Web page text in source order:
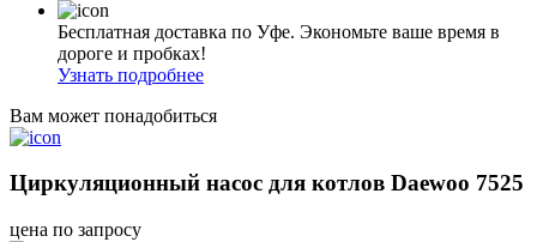
Бесплатная доставка по Уфе. Экономьте ваше время в
дороге и пробках!
Узнать подробнее
Вам может понадобиться
Циркуляционный насос для котлов Daewoo 7525
цена по запросу